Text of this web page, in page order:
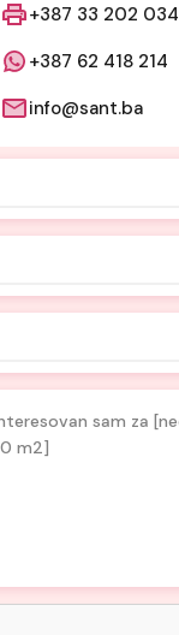
+387 33 202 034
+387 62 418 214
info@sant.ba